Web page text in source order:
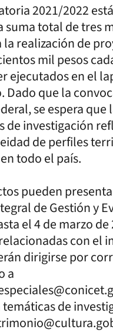
2021/2022
suma total de tres
la realización de
mil pesos
ejecutados en el
Dado que la
se espera que
de investigación
de perfiles
todo el país.
pueden
de Gestión y
el 4 de marzo de
con el
dirigirse por
a
de